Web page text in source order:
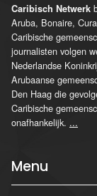
Caribisch Netwerk
Aruba, Bonaire,
Caribische
journalisten volgen
Nederlandse
Arubaanse
Den Haag die
Caribische
onafhankelijk. ...
Menu